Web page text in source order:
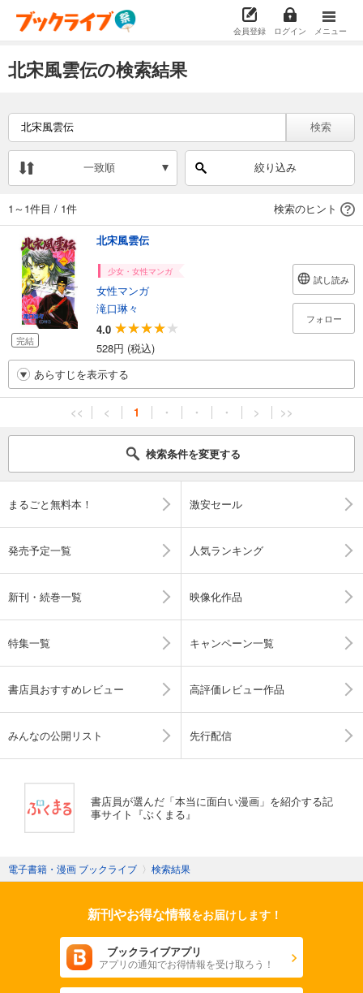
会員登録 ログイン メニュー
北宋風雲伝の検索結果
検索
一致順 絞り込み
1～1件目 / 1件 検索のヒント
完結
北宋風雲伝
少女・女性マンガ
女性マンガ
滝口琳々
4.0
528円 (税込)
試し読み
フォロー
あらすじを表示する
<< < 1 ・ ・ ・ > >>
検索条件を変更する
まるごと無料本！ 激安セール
発売予定一覧 人気ランキング
新刊・続巻一覧 映像化作品
特集一覧 キャンペーン一覧
書店員おすすめレビュー 高評価レビュー作品
みんなの公開リスト 先行配信
書店員が選んだ「本当に面白い漫画」を紹介する記
事サイト『ぶくまる』
電子書籍・漫画 ブックライブ 〉 検索結果
新刊やお得な情報をお届けします！
ブックライブアプリ
アプリの通知でお得情報を受け取ろう！